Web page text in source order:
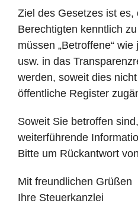
Ziel des Gesetzes ist es,
Berechtigten kenntlich
müssen „Betroffene“
usw. in das
werden, soweit dies
öffentliche Register
Soweit Sie betroffen
weiterführende
Bitte um Rückantwort
Mit freundlichen Grüßen
Ihre Steuerkanzlei